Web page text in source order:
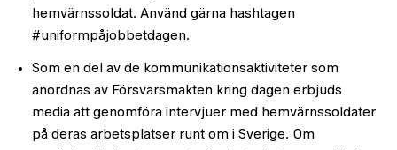
hemvärnssoldat. Använd gärna hashtagen
#uniformpåjobbetdagen.
Som en del av de kommunikationsaktiviteter som
anordnas av Försvarsmakten kring dagen erbjuds
media att genomföra intervjuer med hemvärnssoldater
på deras arbetsplatser runt om i Sverige. Om